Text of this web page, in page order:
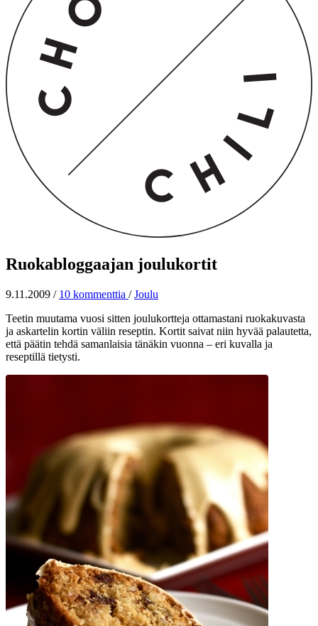
Ruokabloggaajan joulukortit
9.11.2009 / 10 kommenttia / Joulu
Teetin muutama vuosi sitten joulukortteja ottamastani ruokakuvasta
ja askartelin kortin väliin reseptin. Kortit saivat niin hyvää palautetta,
että päätin tehdä samanlaisia tänäkin vuonna – eri kuvalla ja
reseptillä tietysti.